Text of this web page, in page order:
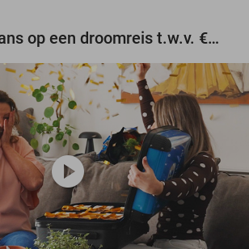
Maak gratis kans op een droomreis t.w.v. €3.000!
play_circle